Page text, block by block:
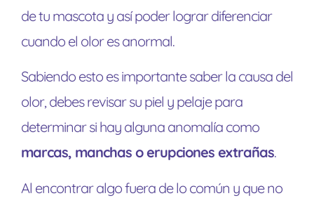
de tu mascota y así poder lograr diferenciar
cuando el olor es anormal.
Sabiendo esto es importante saber la causa del
olor, debes revisar su piel y pelaje para
determinar si hay alguna anomalía como
marcas, manchas o erupciones extrañas.
Al encontrar algo fuera de lo común y que no